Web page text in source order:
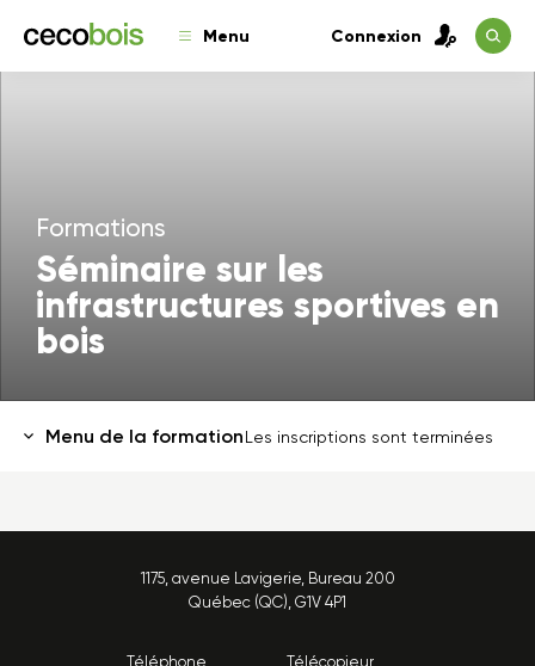
Menu Connexion
Formations
Séminaire sur les
infrastructures sportives en
bois
Menu de la formationLes inscriptions sont terminées
1175, avenue Lavigerie, Bureau 200
Québec (QC), G1V 4P1
Téléphone Télécopieur